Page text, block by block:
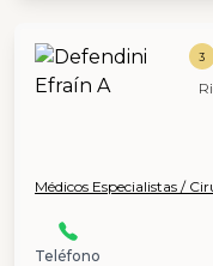
3
Médicos Especialistas /
Teléfono